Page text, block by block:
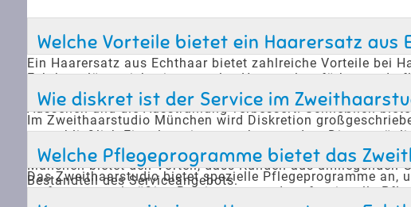
Welche Vorteile bietet ein Haarersatz aus
Ein Haarersatz aus Echthaar bietet zahlreiche Vorteile bei
Echthaar lässt sich wie normales Haar stylen, färben und
alltägliche Beanspruchungen wie Schwimmen, Duschen
Aussehen und die Ausstrahlung verbessert. Schließlich
Wie diskret ist der Service im
Im Zweithaarstudio München wird Diskretion
ausschließlich Einzeltermine vergeben werden. Dies
stehen. Das Studio ist sich der Sensibilität des Themas
München bietet den Vorteil, dass Kunden aus umliegenden
Bestandteil des Serviceangebots.
Welche Pflegeprogramme bietet das
Das Zweithaarstudio bietet spezielle Pflegeprogramme an,
umfassen regelmäßige Reinigungen und professionelle